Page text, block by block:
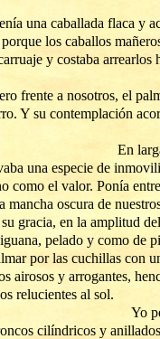
oscuro y
y
los caballos
y costaba arrearlos
palmar
Y su contemplación
una especie de
como el valor. Ponía
oscura de
gracia, en la amplitud
pelado y como de
por las cuchillas con
airosos y arrogantes,
relucientes al sol.
cilíndricos y